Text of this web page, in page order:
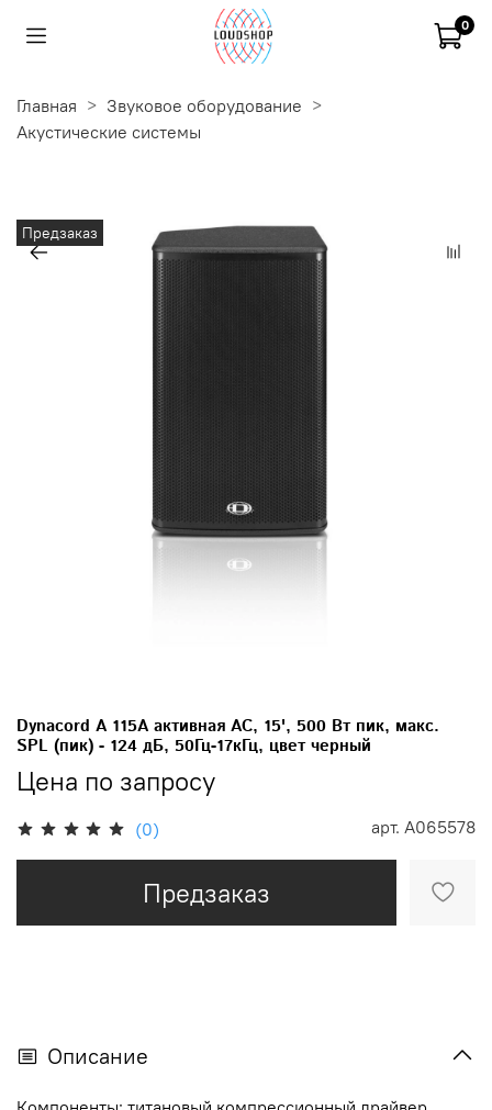
0
Главная
Звуковое оборудование
Акустические системы
Предзаказ
(0) арт. A065578
Dynacord A 115A активная АС, 15', 500 Вт пик, макс.
SPL (пик) - 124 дБ, 50Гц-17кГц, цвет черный
Цена по запросу
Предзаказ
Описание